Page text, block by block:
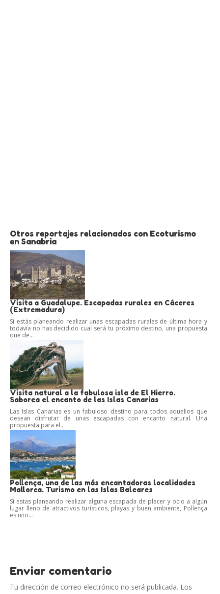
Otros reportajes relacionados con Ecoturismo
en Sanabria
Visita a Guadalupe. Escapadas rurales en Cáceres
(Extremadura)
Si estás planeando realizar unas escapadas rurales de última hora y
todavía no has decidido cual será tu próximo destino, una propuesta
que de...
Visita natural a la fabulosa isla de El Hierro.
Saborea el encanto de las Islas Canarias
Las Islas Canarias es un fabuloso destino para todos aquellos que
desean disfrutar de unas escapadas con encanto natural. Una
propuesta para el...
Pollença, una de las más encantadoras localidades
Mallorca. Turismo en las Islas Baleares
Si estas planeando realizar alguna escapada de placer y ocio a algún
lugar lleno de atractivos turísticos, playas y buen ambiente, Pollença
es uno...
Enviar comentario
Tu dirección de correo electrónico no será publicada. Los